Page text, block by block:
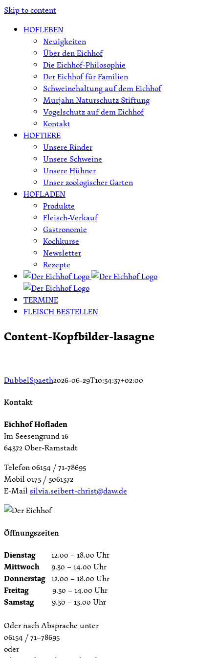
Skip to content
HOFLEBEN
Neuigkeiten
Über den Eichhof
Die Eichhof-Philosophie
Der Eichhof für Familien
Schweinehaltung auf dem Eichhof
Murjahn Naturschutz Stiftung
Vogelschutz auf dem Eichhof
Kontakt
HOFTIERE
Unsere Rinder
Unsere Schweine
Unsere Hühner
Unser zoologischer Garten
HOFLADEN
Produkte
Fleisch-Verkauf
Gastronomie
Kochkurse
Newsletter
Rezepte
TERMINE
FLEISCH BESTELLEN
Content-Kopfbilder-lasagne
DubbelSpaeth2026-06-29T10:34:37+02:00
Kontakt
Eichhof Hofladen
Im Seesengrund 16
64372 Ober-Ramstadt
Telefon 06154 / 71-78695
Mobil 0173 / 3061372
E-Mailsilvia.seibert-christ@daw.de
Öffnungszeiten
Dienstag 12.00 – 18.00 Uhr
Mittwoch 9.30 – 14.00 Uhr
Donnerstag 12.00 – 18.00 Uhr
Freitag 9.30 – 14.00 Uhr
Samstag 9.30 – 13.00 Uhr
Oder nach Absprache unter
06154 / 71–78695
oder